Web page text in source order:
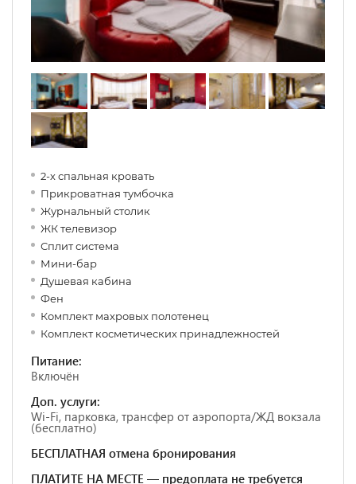
2-х спальная кровать
Прикроватная тумбочка
Журнальный столик
ЖК телевизор
Сплит система
Мини-бар
Душевая кабина
Фен
Комплект махровых полотенец
Комплект косметических принадлежностей
Питание:
Включён
Доп. услуги:
Wi-Fi, парковка, трансфер от аэропорта/ЖД вокзала
(бесплатно)
БЕСПЛАТНАЯ отмена бронирования
ПЛАТИТЕ НА МЕСТЕ — предоплата не требуется